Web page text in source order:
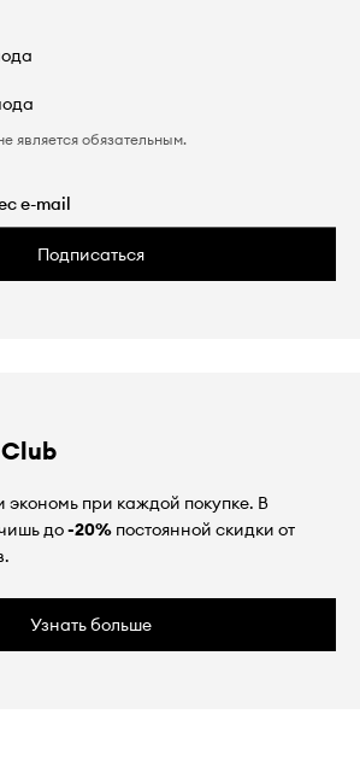
является обязательным.
Подписаться
экономь при каждой покупке. В
до-20% постоянной скидки от
Узнать больше